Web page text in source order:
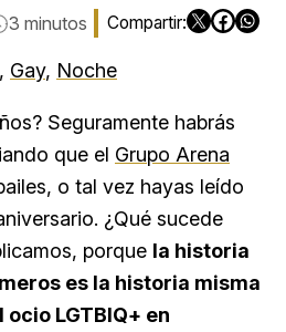
3 minutos
, Gay, Noche
Seguramente habrás
que el Grupo Arena
o tal vez hayas leído
¿Qué sucede
porque la historia
es la historia misma
LGTBIQ+ en